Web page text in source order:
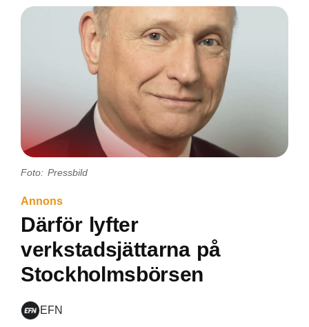
Foto: Pressbild
Annons
Därför lyfter
verkstadsjättarna på
Stockholmsbörsen
EFN